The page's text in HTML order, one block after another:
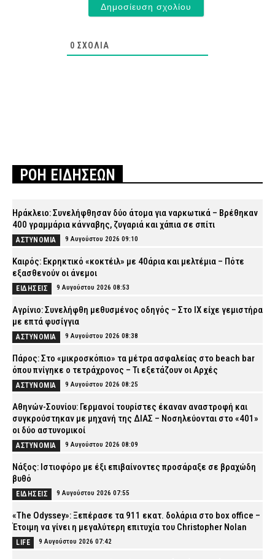
0 ΣΧΌΛΙΑ
ΡΟΗ ΕΙΔΗΣΕΩΝ
Ηράκλειο: Συνελήφθησαν δύο άτομα για ναρκωτικά – Βρέθηκαν
400 γραμμάρια κάνναβης, ζυγαριά και χάπια σε σπίτι
ΑΣΤΥΝΟΜΙΑ 9 Αυγούστου 2026 09:10
Καιρός: Eκρηκτικό «κοκτέιλ» με 40άρια και μελτέμια – Πότε
εξασθενούν οι άνεμοι
ΕΙΔΗΣΕΙΣ 9 Αυγούστου 2026 08:53
Αγρίνιο: Συνελήφθη μεθυσμένος οδηγός – Στο ΙΧ είχε γεμιστήρα
με επτά φυσίγγια
ΑΣΤΥΝΟΜΙΑ 9 Αυγούστου 2026 08:38
Πάρος: Στο «μικροσκόπιο» τα μέτρα ασφαλείας στο beach bar
όπου πνίγηκε ο τετράχρονος – Τι εξετάζουν οι Αρχές
ΑΣΤΥΝΟΜΙΑ 9 Αυγούστου 2026 08:25
Αθηνών-Σουνίου: Γερμανοί τουρίστες έκαναν αναστροφή και
συγκρούστηκαν με μηχανή της ΔΙΑΣ – Νοσηλεύονται στο «401»
οι δύο αστυνομικοί
ΑΣΤΥΝΟΜΙΑ 9 Αυγούστου 2026 08:09
Νάξος: Ιστιοφόρο με έξι επιβαίνοντες προσάραξε σε βραχώδη
βυθό
ΕΙΔΗΣΕΙΣ 9 Αυγούστου 2026 07:55
«The Odyssey»: Ξεπέρασε τα 911 εκατ. δολάρια στο box office –
Έτοιμη να γίνει η μεγαλύτερη επιτυχία του Christopher Nolan
LIFE 9 Αυγούστου 2026 07:42